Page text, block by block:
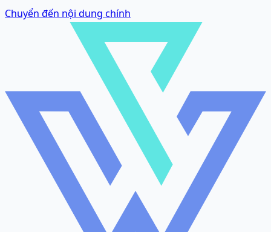
Chuyển đến nội dung chính